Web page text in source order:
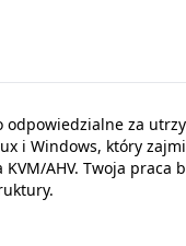
odpowiedzialne za
i Windows, który
AHV. Twoja praca